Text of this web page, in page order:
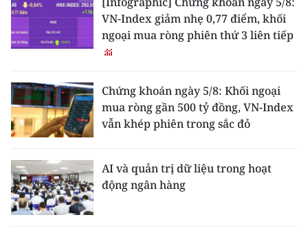
VN-Index giảm nhẹ 0,77 điểm, khối
ngoại mua ròng phiên thứ 3 liên tiếp
Chứng khoán ngày 5/8: Khối ngoại
mua ròng gần 500 tỷ đồng, VN-Index
vẫn khép phiên trong sắc đỏ
AI và quản trị dữ liệu trong hoạt
động ngân hàng